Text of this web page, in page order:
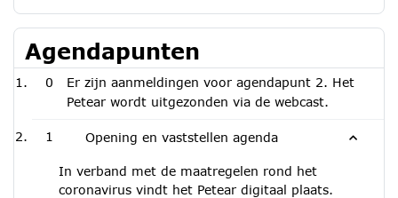
Agendapunten
0
Er zijn aanmeldingen voor agendapunt 2. Het
Petear wordt uitgezonden via de webcast.
1 Opening en vaststellen agenda
In verband met de maatregelen rond het
coronavirus vindt het Petear digitaal plaats.